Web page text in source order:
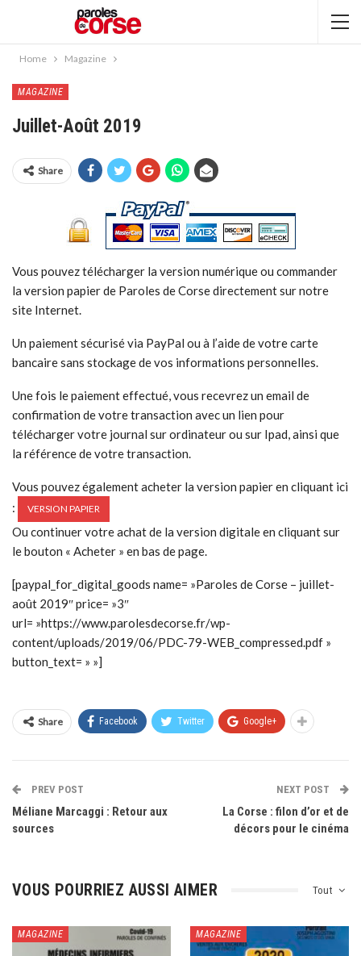
Home Magazine
MAGAZINE
Juillet-Août 2019
Share
Vous pouvez télécharger la version numérique ou commander
la version papier de Paroles de Corse directement sur notre
site Internet.
Un paiement sécurisé via PayPal ou à l’aide de votre carte
bancaire sans stockage de vos informations personnelles.
Une fois le paiement effectué, vous recevrez un email de
confirmation de votre transaction avec un lien pour
télécharger votre journal sur ordinateur ou sur Ipad, ainsi que
la référence de votre transaction.
Vous pouvez également acheter la version papier en cliquant ici
:
VERSION PAPIER
Ou continuer votre achat de la version digitale en cliquant sur
le bouton « Acheter » en bas de page.
[paypal_for_digital_goods name= »Paroles de Corse – juillet-
août 2019″ price= »3″
url= »https://www.parolesdecorse.fr/wp-
content/uploads/2019/06/PDC-79-WEB_compressed.pdf »
button_text= » »]
Share Facebook Twitter Google+
PREV POST
Méliane Marcaggi : Retour aux
sources
NEXT POST
La Corse : filon d’or et de
décors pour le cinéma
Tout
VOUS POURRIEZ AUSSI AIMER
MAGAZINE MAGAZINE